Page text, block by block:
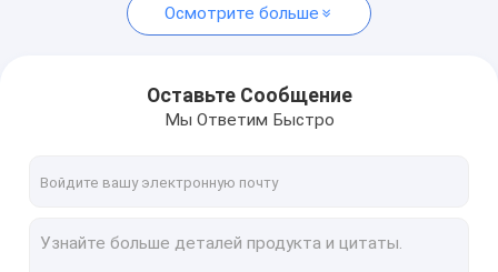
Твердые оборудования контроля
Осмотрите больше
Оставьте Сообщение
Мы Ответим Быстро